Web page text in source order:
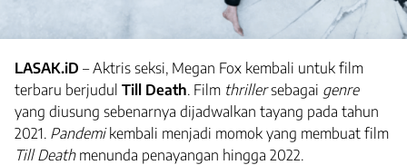
LASAK.iD – Aktris seksi, Megan Fox kembali untuk film
terbaru berjudul Till Death. Film thrillersebagai genre
yang diusung sebenarnya dijadwalkan tayang pada tahun
2021. Pandemikembali menjadi momok yang membuat film
Till Deathmenunda penayangan hingga 2022.